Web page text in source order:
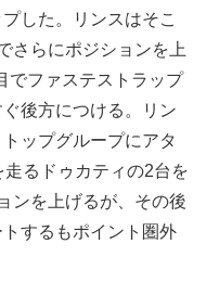
した。リンスはそこ
さらにポジションを上
でファステストラップ
後方につける。リン
ップグループにアタ
るドゥカティの2台を
ンを上げるが、その後
するもポイント圏外